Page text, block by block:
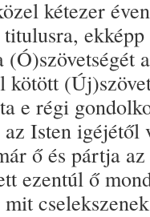
kétezer
kötött
e régi
Isten igéjétől
ő és pártja
ezentúl ő